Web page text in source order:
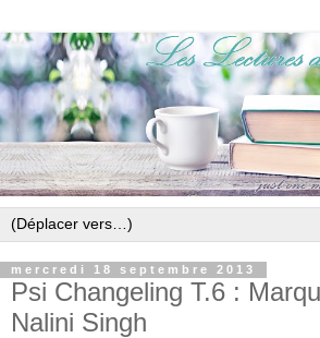
mercredi 18 septembre 2013
Psi Changeling T.6 :
Nalini Singh